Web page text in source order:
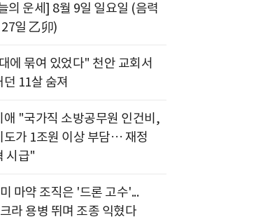
의 운세] 8월 9일 일요일 (음력
일 乙卯)
에 묶여 있었다" 천안 교회서
던 11살 숨져
애 "국가직 소방공무원 인건비,
도가 1조원 이상 부담… 재정
시급"
마약 조직은 '드론 고수'...
라 용병 뛰며 조종 익혔다